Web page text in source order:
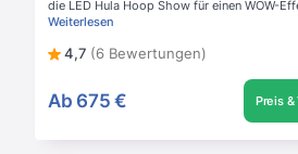
die LED Hula Hoop Show für einen WOW-
Weiterlesen
4,7 (6 Bewertungen)
Ab 675 € Preis